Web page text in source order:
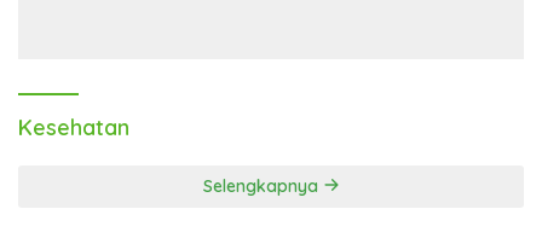
Kesehatan
Selengkapnya